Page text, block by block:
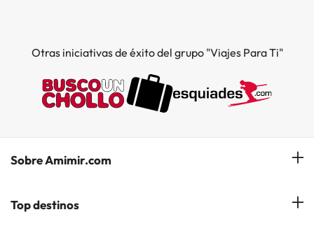
Otras iniciativas de éxito del grupo "Viajes Para Ti"
Sobre Amimir.com
¿Quiénes somos?
Top destinos